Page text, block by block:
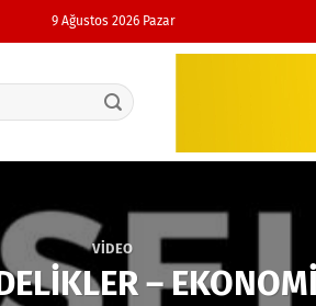
9 Ağustos 2026 Pazar
VIDEO
–